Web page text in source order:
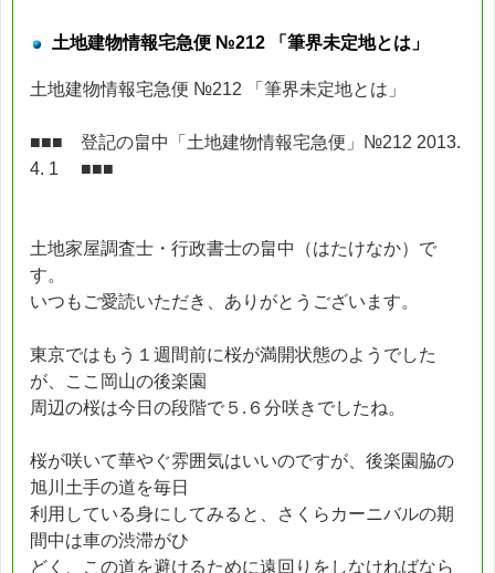
土地建物情報宅急便 №212 「筆界未定地とは」
土地建物情報宅急便 №212 「筆界未定地とは」
■■■ 登記の畠中「土地建物情報宅急便」№212 2013.
4. 1 ■■■
土地家屋調査士・行政書士の畠中（はたけなか）で
す。
いつもご愛読いただき、ありがとうございます。
東京ではもう１週間前に桜が満開状態のようでした
が、ここ岡山の後楽園
周辺の桜は今日の段階で５.６分咲きでしたね。
桜が咲いて華やぐ雰囲気はいいのですが、後楽園脇の
旭川土手の道を毎日
利用している身にしてみると、さくらカーニバルの期
間中は車の渋滞がひ
どく、この道を避けるために遠回りをしなければなら